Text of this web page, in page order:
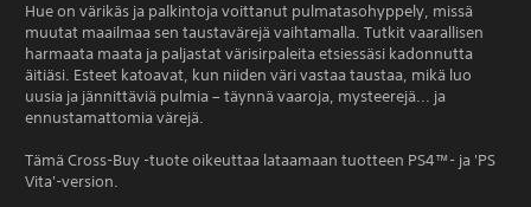
Hue on värikäs ja palkintoja voittanut pulmatasohyppely, missä
muutat maailmaa sen taustavärejä vaihtamalla. Tutkit vaarallisen
harmaata maata ja paljastat värisirpaleita etsiessäsi kadonnutta
äitiäsi. Esteet katoavat, kun niiden väri vastaa taustaa, mikä luo
uusia ja jännittäviä pulmia – täynnä vaaroja, mysteerejä... ja
ennustamattomia värejä.
Tämä Cross-Buy -tuote oikeuttaa lataamaan tuotteen PS4™- ja 'PS
Vita'-version.